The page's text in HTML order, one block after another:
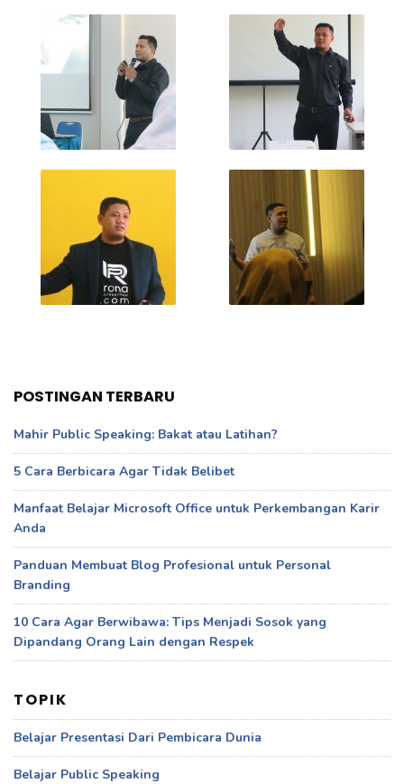
POSTINGAN TERBARU
Mahir Public Speaking: Bakat atau Latihan?
5 Cara Berbicara Agar Tidak Belibet
Manfaat Belajar Microsoft Office untuk Perkembangan Karir
Anda
Panduan Membuat Blog Profesional untuk Personal
Branding
10 Cara Agar Berwibawa: Tips Menjadi Sosok yang
Dipandang Orang Lain dengan Respek
TOPIK
Belajar Presentasi Dari Pembicara Dunia
Belajar Public Speaking